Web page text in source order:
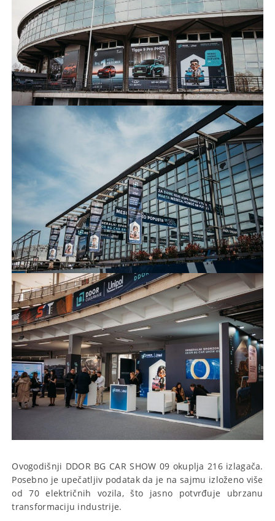
Ovogodišnji DDOR BG CAR SHOW 09 okuplja 216 izlagača.
Posebno je upečatljiv podatak da je na sajmu izloženo više
od 70 električnih vozila, što jasno potvrđuje ubrzanu
transformaciju industrije.